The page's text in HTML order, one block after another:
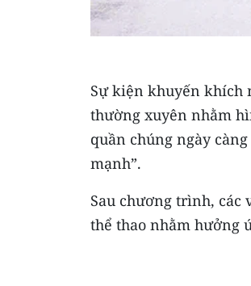
Sự kiện khuyến khích
thường xuyên nhằm
quần chúng ngày
mạnh”.
Sau chương trình, các
thể thao nhằm hưởng